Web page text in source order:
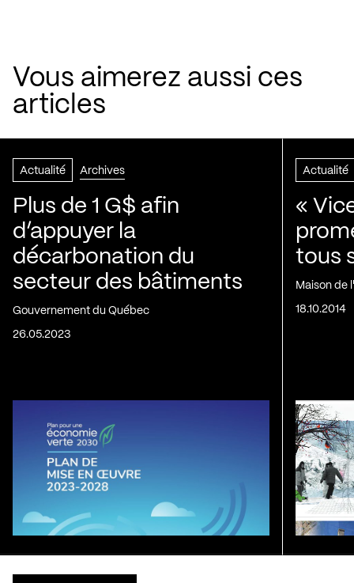
Vous aimerez aussi ces
articles
Actualité Archives
Plus de 1 G$ afin
d’appuyer la
décarbonation du
secteur des bâtiments
Gouvernement du Québec
26.05.2023
Actualité
«
tous
Maison de
18.10.2014